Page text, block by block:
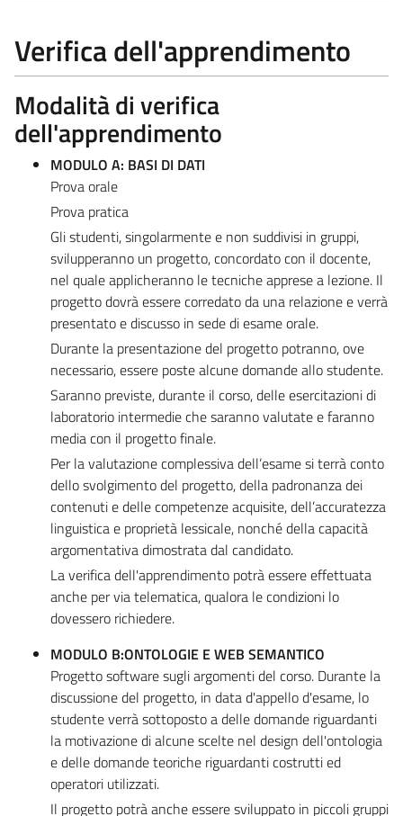
Verifica dell'apprendimento
Modalità di verifica
dell'apprendimento
MODULO A: BASI DI DATI
Prova orale
Prova pratica
Gli studenti, singolarmente e non suddivisi in gruppi,
svilupperanno un progetto, concordato con il docente,
nel quale applicheranno le tecniche apprese a lezione. Il
progetto dovrà essere corredato da una relazione e verrà
presentato e discusso in sede di esame orale.
Durante la presentazione del progetto potranno, ove
necessario, essere poste alcune domande allo studente.
Saranno previste, durante il corso, delle esercitazioni di
laboratorio intermedie che saranno valutate e faranno
media con il progetto finale.
Per la valutazione complessiva dell’esame si terrà conto
dello svolgimento del progetto, della padronanza dei
contenuti e delle competenze acquisite, dell’accuratezza
linguistica e proprietà lessicale, nonché della capacità
argomentativa dimostrata dal candidato.
La verifica dell'apprendimento potrà essere effettuata
anche per via telematica, qualora le condizioni lo
dovessero richiedere.
MODULO B:ONTOLOGIE E WEB SEMANTICO
Progetto software sugli argomenti del corso. Durante la
discussione del progetto, in data d'appello d'esame, lo
studente verrà sottoposto a delle domande riguardanti
la motivazione di alcune scelte nel design dell'ontologia
e delle domande teoriche riguardanti costrutti ed
operatori utilizzati.
Il progetto potrà anche essere sviluppato in piccoli gruppi